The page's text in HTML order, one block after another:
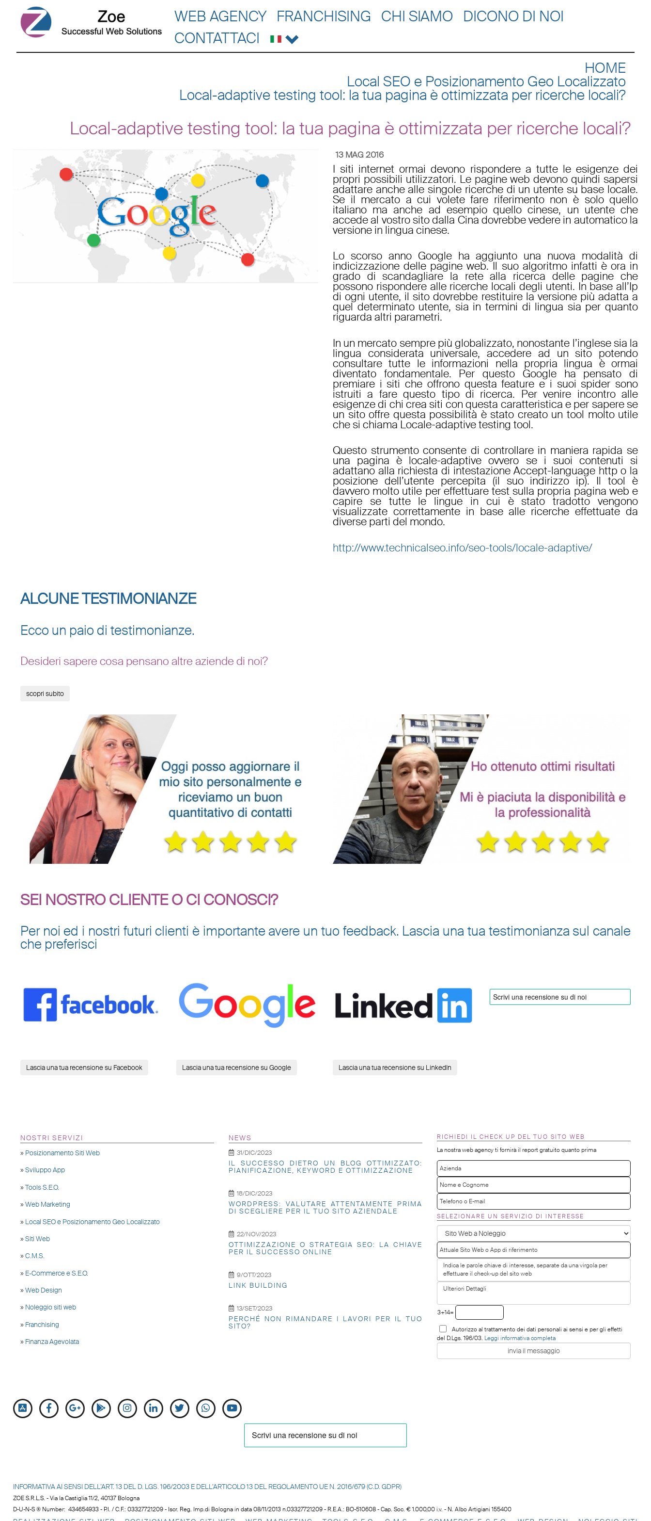
WEB AGENCY FRANCHISING CHI SIAMO
DICONO DI NOI
CONTATTACI
HOME
Local SEO e Posizionamento Geo Localizzato
Local-adaptive testing tool: la tua pagina è ottimizzata per ricerche locali?
Local-adaptive testing tool: la tua pagina è ottimizzata per ricerche locali?
13 MAG 2016
I siti internet ormai devono rispondere a tutte le esigenze dei
propri possibili utilizzatori. Le pagine web devono quindi sapersi
adattare anche alle singole ricerche di un utente su base locale.
Se il mercato a cui volete fare riferimento non è solo quello
italiano ma anche ad esempio quello cinese, un utente che
accede al vostro sito dalla Cina dovrebbe vedere in automatico la
versione in lingua cinese.
Lo scorso anno Google ha aggiunto una nuova modalità di
indicizzazione delle pagine web. Il suo algoritmo infatti è ora in
grado di scandagliare la rete alla ricerca delle pagine che
possono rispondere alle ricerche locali degli utenti. In base all’Ip
di ogni utente, il sito dovrebbe restituire la versione più adatta a
quel determinato utente, sia in termini di lingua sia per quanto
riguarda altri parametri.
In un mercato sempre più globalizzato, nonostante l’inglese sia la
lingua considerata universale, accedere ad un sito potendo
consultare tutte le informazioni nella propria lingua è ormai
diventato fondamentale. Per questo Google ha pensato di
premiare i siti che offrono questa feature e i suoi spider sono
istruiti a fare questo tipo di ricerca. Per venire incontro alle
esigenze di chi crea siti con questa caratteristica e per sapere se
un sito offre questa possibilità è stato creato un tool molto utile
che si chiama Locale-adaptive testing tool.
Questo strumento consente di controllare in maniera rapida se
una pagina è locale-adaptive ovvero se i suoi contenuti si
adattano alla richiesta di intestazione Accept-language http o la
posizione dell’utente percepita (il suo indirizzo ip). Il tool è
davvero molto utile per effettuare test sulla propria pagina web e
capire se tutte le lingue in cui è stato tradotto vengono
visualizzate correttamente in base alle ricerche effettuate da
diverse parti del mondo.
http://www.technicalseo.info/seo-tools/locale-adaptive/
ALCUNE TESTIMONIANZE
Ecco un paio di testimonianze.
Desideri sapere cosa pensano altre aziende di noi?
scopri subito
SEI NOSTRO CLIENTE O CI CONOSCI?
Per noi ed i nostri futuri clienti è importante avere un tuo feedback. Lascia una tua testimonianza sul canale
che preferisci
Lascia una tua recensione su Facebook Lascia una tua recensione su Google Lascia una tua recensione su LinkedIn
NOSTRI SERVIZI
» Posizionamento Siti Web
» Sviluppo App
» Tools S.E.O.
» Web Marketing
» Local SEO e Posizionamento Geo Localizzato
» Siti Web
» C.M.S.
» E-Commerce e S.E.O.
» Web Design
» Noleggio siti web
» Franchising
» Finanza Agevolata
NEWS
31/DIC/2023
IL SUCCESSO DIETRO UN BLOG OTTIMIZZATO:
PIANIFICAZIONE, KEYWORD E OTTIMIZZAZIONE
18/DIC/2023
WORDPRESS: VALUTARE ATTENTAMENTE PRIMA
DI SCEGLIERE PER IL TUO SITO AZIENDALE
22/NOV/2023
OTTIMIZZAZIONE O STRATEGIA SEO: LA CHIAVE
PER IL SUCCESSO ONLINE
9/OTT/2023
LINK BUILDING
13/SET/2023
PERCHÉ NON RIMANDARE I LAVORI PER IL TUO
SITO?
RICHIEDI IL CHECK UP DEL TUO SITO WEB
La nostra web agency ti fornirà il report gratuito quanto prima
SELEZIONARE UN SERVIZIO DI INTERESSE
3+14=
Autorizzo al trattamento dei dati personali ai sensi e per gli effetti
del D.Lgs. 196/03. Leggi informativa completa
INFORMATIVA AI SENSI DELL’ART. 13 DEL D. LGS. 196/2003 E DELL’ARTICOLO 13 DEL REGOLAMENTO UE N. 2016/679 (C.D. GDPR)
ZOE S.R.L.S. - Via la Castiglia 11/2, 40137 Bologna
D-U-N-S ® Number: 434654933 - P.I. / C.F.: 03327721209 - Iscr. Reg. Imp.di Bologna in data 08/11/2013 n.03327721209 - R.E.A.: BO-510608 - Cap. Soc. € 1.000,00 i.v. - N. Albo Artigiani 155400